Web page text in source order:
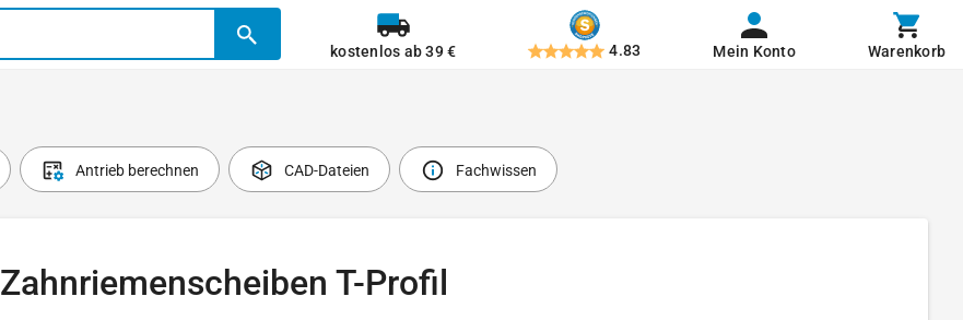
kostenlos ab 39 € 4.83 Mein Konto Warenkorb
Antrieb berechnen CAD-Dateien Fachwissen
Zahnriemenscheiben T-Profil